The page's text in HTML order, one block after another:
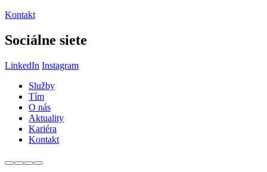
Kontakt
Sociálne siete
LinkedIn Instagram
Služby
Tím
O nás
Aktuality
Kariéra
Kontakt